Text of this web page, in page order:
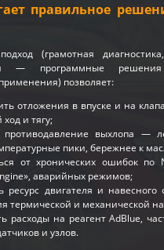
правильное
(грамотная
— программные
позволяет:
отложения в впуске и на
ход и тягу;
противодавление выхлопа —
пики, бережнее к
от хронических ошибок по
аварийных режимов;
ресурс двигателя и навесного
термической и механической
расходы на реагент AdBlue,
и узлов.